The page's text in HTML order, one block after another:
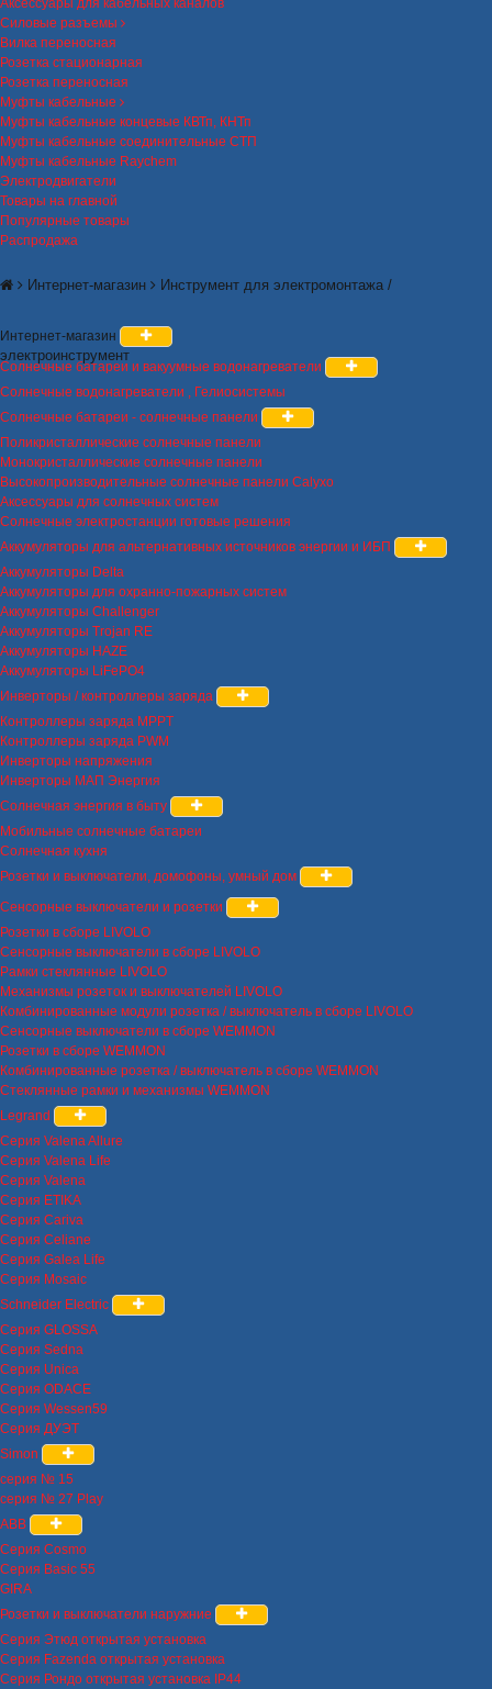
Аксессуары для кабельных каналов
Силовые разъемы
Вилка переносная
Розетка стационарная
Розетка переносная
Муфты кабельные
Муфты кабельные концевые КВТп, КНТп
Муфты кабельные соединительные СТП
Муфты кабельные Raychem
Электродвигатели
Товары на главной
Популярные товары
Распродажа
Интернет-магазин Инструмент для электромонтажа /
электроинструмент
Интернет-магазин
Солнечные батареи и вакуумные водонагреватели
Солнечные водонагреватели , Гелиосистемы
Солнечные батареи - солнечные панели
Поликристаллические солнечные панели
Монокристаллические солнечные панели
Высокопроизводительные солнечные панели Calyxo
Аксессуары для солнечных систем
Солнечные электростанции готовые решения
Аккумуляторы для альтернативных источников энергии и ИБП
Аккумуляторы Delta
Аккумуляторы для охранно-пожарных систем
Аккумуляторы Challenger
Аккумуляторы Trojan RE
Аккумуляторы HAZE
Аккумуляторы LiFePO4
Инверторы / контроллеры заряда
Контроллеры заряда MPPT
Контроллеры заряда PWM
Инверторы напряжения
Инверторы МАП Энергия
Солнечная энергия в быту
Мобильные солнечные батареи
Солнечная кухня
Розетки и выключатели, домофоны, умный дом
Сенсорные выключатели и розетки
Розетки в сборе LIVOLO
Сенсорные выключатели в сборе LIVOLO
Рамки стеклянные LIVOLO
Механизмы розеток и выключателей LIVOLO
Комбинированные модули розетка / выключатель в сборе LIVOLO
Сенсорные выключатели в сборе WEMMON
Розетки в сборе WEMMON
Комбинированные розетка / выключатель в сборе WEMMON
Стеклянные рамки и механизмы WEMMON
Legrand
Серия Valena Allure
Серия Valena Life
Серия Valena
Серия ETIKA
Серия Cariva
Серия Celiane
Серия Galea Life
Серия Mosaic
Schneider Electric
Серия GLOSSA
Серия Sedna
Серия Unica
Серия ODACE
Серия Wessen59
Серия ДУЭТ
Simon
серия № 15
серия № 27 Play
ABB
Серия Cosmo
Серия Basic 55
GIRA
Розетки и выключатели наружние
Серия Этюд открытая установка
Серия Fazenda открытая установка
Серия Рондо открытая установка IP44